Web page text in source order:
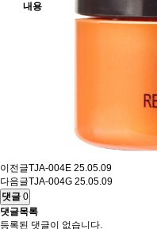
내용
이전글TJA-004E 25.05.09
다음글TJA-004G 25.05.09
댓글 0
댓글목록
등록된 댓글이 없습니다.